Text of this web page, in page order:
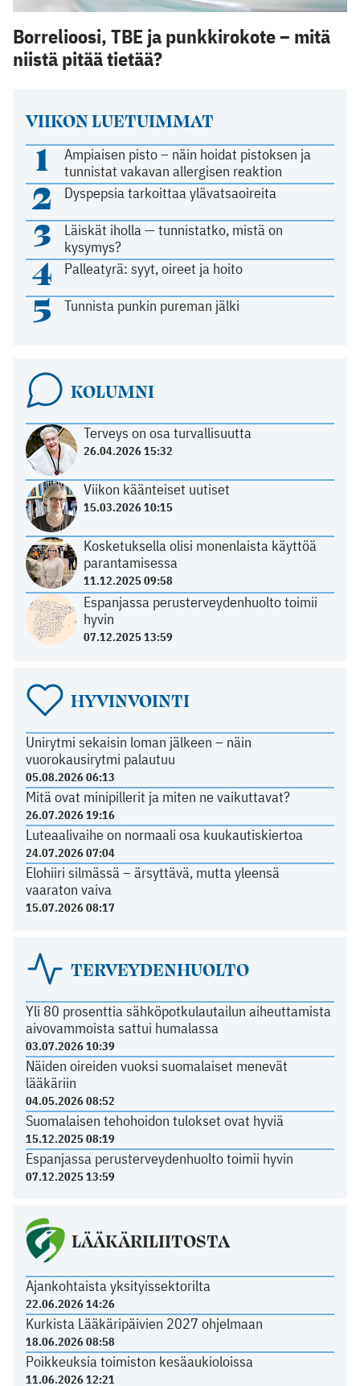
VIIKON LUETUIMMAT
1
Ampiaisen pisto – näin hoidat pistoksen ja
tunnistat vakavan allergisen reaktion
2 Dyspepsia tarkoittaa ylävatsaoireita
3
Läiskät iholla — tunnistatko, mistä on
kysymys?
4 Palleatyrä: syyt, oireet ja hoito
5 Tunnista punkin pureman jälki
KOLUMNI
Terveys on osa turvallisuutta
26.04.2026 15:32
Viikon käänteiset uutiset
15.03.2026 10:15
Kosketuksella olisi monenlaista käyttöä
parantamisessa
11.12.2025 09:58
Espanjassa perusterveydenhuolto toimii
hyvin
07.12.2025 13:59
HYVINVOINTI
Unirytmi sekaisin loman jälkeen – näin
vuorokausirytmi palautuu
05.08.2026 06:13
Mitä ovat minipillerit ja miten ne vaikuttavat?
26.07.2026 19:16
Luteaalivaihe on normaali osa kuukautiskiertoa
24.07.2026 07:04
Elohiiri silmässä – ärsyttävä, mutta yleensä
vaaraton vaiva
15.07.2026 08:17
TERVEYDENHUOLTO
Yli 80 prosenttia sähköpotkulautailun aiheuttamista
aivovammoista sattui humalassa
03.07.2026 10:39
Näiden oireiden vuoksi suomalaiset menevät
lääkäriin
04.05.2026 08:52
Suomalaisen tehohoidon tulokset ovat hyviä
15.12.2025 08:19
Espanjassa perusterveydenhuolto toimii hyvin
07.12.2025 13:59
LÄÄKÄRILIITOSTA
Ajankohtaista yksityissektorilta
22.06.2026 14:26
Kurkista Lääkäripäivien 2027 ohjelmaan
18.06.2026 08:58
Poikkeuksia toimiston kesäaukioloissa
11.06.2026 12:21
Borrelioosi, TBE ja punkkirokote – mitä
niistä pitää tietää?